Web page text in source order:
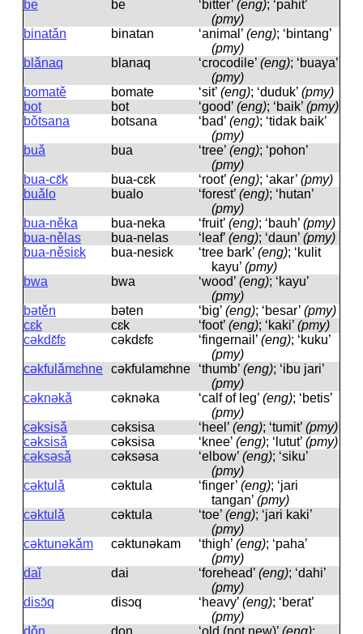
be
be ‘bitter’ (eng); ‘pahit’
(pmy)
binatǎn
binatan ‘animal’ (eng); ‘bintang’
(pmy)
blǎnaq
blanaq ‘crocodile’ (eng); ‘buaya’
(pmy)
bomatě
bomate ‘sit’ (eng); ‘duduk’ (pmy)
bot
bot ‘good’ (eng); ‘baik’ (pmy)
bǒtsana
botsana ‘bad’ (eng); ‘tidak baik’
(pmy)
buǎ
bua ‘tree’ (eng); ‘pohon’
(pmy)
bua-cɛ̌k
bua-cɛk ‘root’ (eng); ‘akar’ (pmy)
buǎlo
bualo ‘forest’ (eng); ‘hutan’
(pmy)
bua-něka
bua-neka ‘fruit’ (eng); ‘bauh’ (pmy)
bua-nělas
bua-nelas ‘leaf’ (eng); ‘daun’ (pmy)
bua-něsiɛk
bua-nesiɛk ‘tree bark’ (eng); ‘kulit
kayu’ (pmy)
bwa
bwa ‘wood’ (eng); ‘kayu’
(pmy)
bətěn
bəten ‘big’ (eng); ‘besar’ (pmy)
cɛk
cɛk ‘foot’ (eng); ‘kaki’ (pmy)
cəkdɛ̌fɛ
cəkdɛfɛ ‘fingernail’ (eng); ‘kuku’
(pmy)
cəkfulǎmɛhne cəkfulamɛhne ‘thumb’ (eng); ‘ibu jari’
(pmy)
cəknəkǎ
cəknəka ‘calf of leg’ (eng); ‘betis’
(pmy)
cəksisǎ
cəksisa ‘heel’ (eng); ‘tumit’ (pmy)
cəksisǎ
cəksisa ‘knee’ (eng); ‘lutut’ (pmy)
cəksəsǎ
cəksəsa ‘elbow’ (eng); ‘siku’
(pmy)
cəktulǎ
cəktula ‘finger’ (eng); ‘jari
tangan’ (pmy)
cəktulǎ
cəktula ‘toe’ (eng); ‘jari kaki’
(pmy)
cəktunəkǎm
cəktunəkam ‘thigh’ (eng); ‘paha’
(pmy)
daǐ
dai ‘forehead’ (eng); ‘dahi’
(pmy)
disɔ̌q
disɔq ‘heavy’ (eng); ‘berat’
(pmy)
dǒn
don ‘old (not new)’ (eng);